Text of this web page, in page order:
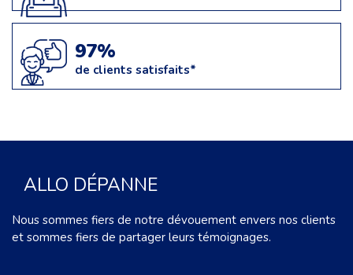
97%
de clients satisfaits*
ALLO DÉPANNE
Nous sommes fiers de notre dévouement envers nos clients
et sommes fiers de partager leurs témoignages.